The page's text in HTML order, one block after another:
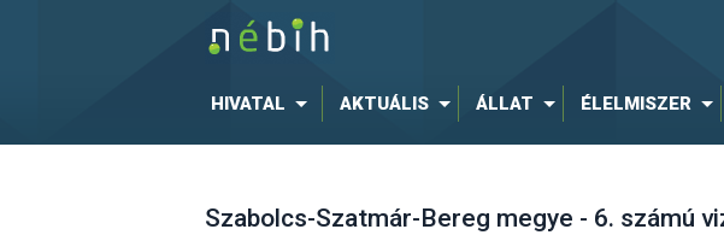
HIVATAL AKTUÁLIS ÁLLAT ÉLELMISZER
Szabolcs-Szatmár-Bereg megye - 6. számú